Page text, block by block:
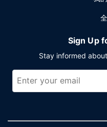
Sign Up
Stay informed